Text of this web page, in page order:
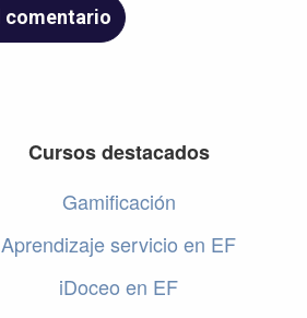
Cursos destacados
Gamificación
Aprendizaje servicio en EF
iDoceo en EF